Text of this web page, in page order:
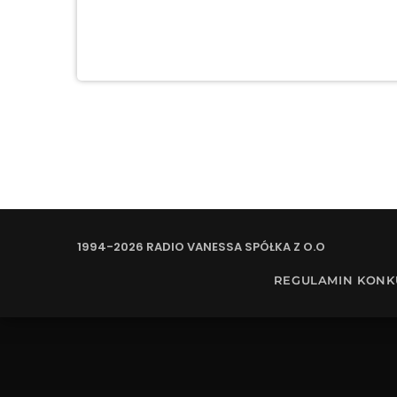
1994-2026 RADIO VANESSA SPÓŁKA Z O.O
REGULAMIN